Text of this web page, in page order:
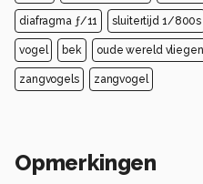
diafragma ƒ/11 sluitertijd 1/800s
vogel bek oude wereld
zangvogels zangvogel
Opmerkingen